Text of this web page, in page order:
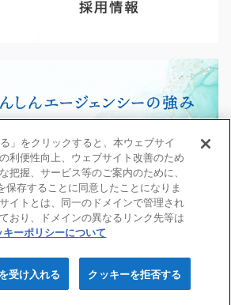
AGENCY Corporation. All rights reserved.
」をクリックすると、本ウェブサイ
利便性向上、ウェブサイト改善のため
把握、サービス等のご案内のために、
保存することに同意したことになりま
イトとは、同一のドメインで管理され
おり、ドメインの異なるリンク先等は
キーポリシーについて
クッキーを拒否する
受け入れる